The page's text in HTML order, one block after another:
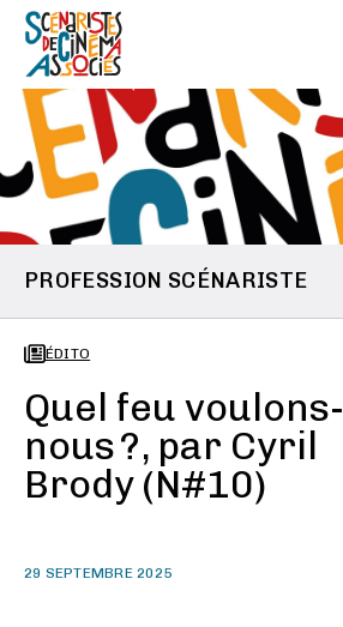
PROFESSION SCÉNARISTE
ÉDITO
Quel feu voulons-
nous ?, par Cyril
Brody (N#10)
29 SEPTEMBRE 2025